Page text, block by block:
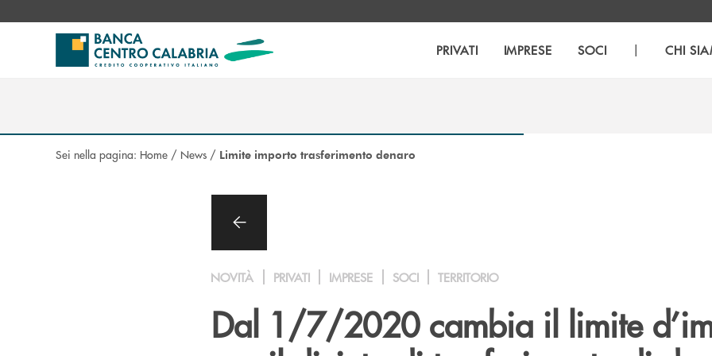
PRIVATI IMPRESE SOCI | CHI
Sei nella pagina: Home / News / Limite importo trasferimento denaro
NOVITÀ PRIVATI IMPRESE SOCI TERRITORIO
Dal 1/7/2020 cambia il limite